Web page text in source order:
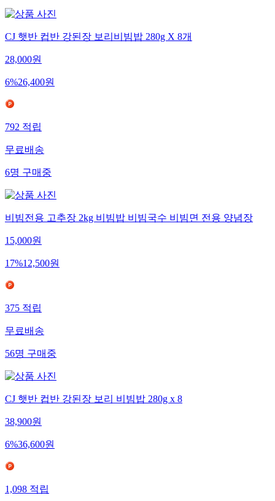
CJ 햇반 컵반 강된장 보리비빔밥 280g X 8개
28,000원
6%26,400원
792적립
무료배송
6명구매중
비빔전용 고추장 2kg 비빔밥 비빔국수 비빔면 전용 양념장
15,000원
17%12,500원
375적립
무료배송
56명구매중
CJ 햇반 컵반 강된장 보리 비빔밥 280g x 8
38,900원
6%36,600원
1,098적립